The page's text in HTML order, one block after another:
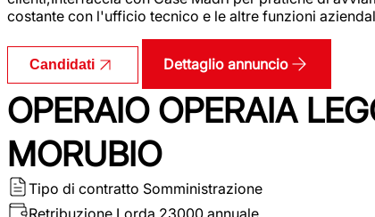
costante con l'ufficio tecnico e le altre funzioni
Candidati Dettaglio annuncio
OPERAIO OPERAIA
MORUBIO
Tipo di contratto Somministrazione
Retribuzione Lorda 23000 annuale